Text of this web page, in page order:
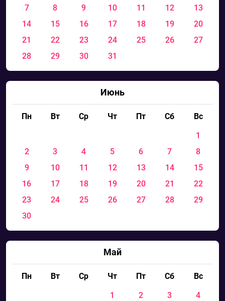
7
8 9 10 11 12
13
14
15 16 17 18 19
20
21
22 23 24 25 26
27
28
29 30 31
Июнь
Пн Вт Ср Чт Пт Сб
Вс
1
2
3 4 5 6 7
8
9
10 11 12 13 14
15
16
17 18 19 20 21
22
23
24 25 26 27 28
29
30
Май
Пн Вт Ср Чт Пт Сб
Вс
1
2 3
4